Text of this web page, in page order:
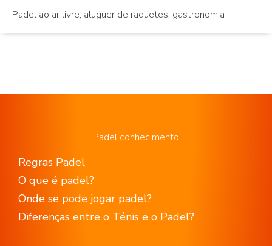
Padel ao ar livre, aluguer de raquetes, gastronomia
Padel conhecimento
Regras Padel
O que é padel?
Onde se pode jogar padel?
Diferenças entre o Ténis e o Padel?